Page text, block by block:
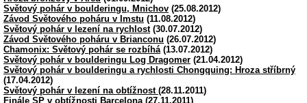
Světový pohár v boulderingu, Mnichov (25.08.2012)
Závod Světového poháru v Imstu (11.08.2012)
Světový pohár v lezení na rychlost(30.07.2012)
Závod Světového poháru v Brianconu (26.07.2012)
Chamonix: Světový pohár se rozbíhá(13.07.2012)
Světový pohár v boulderingu Log Dragomer (21.04.2012)
Světový pohár v boulderingu a rychlosti Chongquing: Hroza stříbrný
(17.04.2012)
Světový pohár v lezení na obtížnost (28.11.2011)
Finále SP v obtížnosti Barcelona(27.11.2011)